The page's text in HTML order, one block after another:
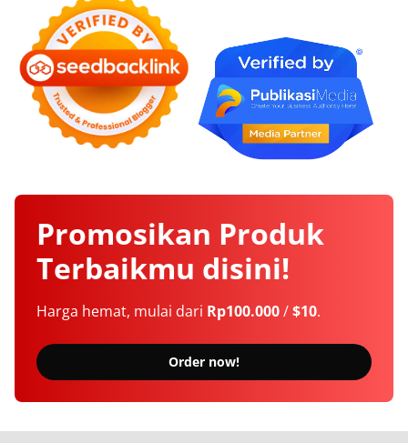
Promosikan Produk
Terbaikmu disini!
Harga hemat, mulai dari Rp100.000/$10.
Order now!